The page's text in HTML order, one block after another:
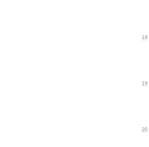
18
19
20